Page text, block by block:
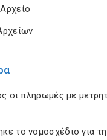
οι πληρωμές με
το νομοσχέδιο για τη